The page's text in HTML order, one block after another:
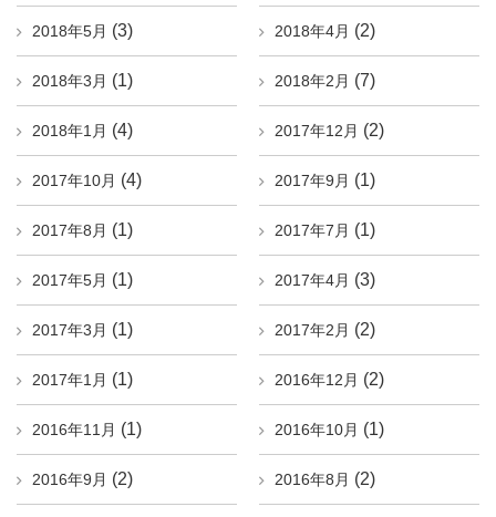
2018年5月 (3) 2018年4月 (2)
2018年3月 (1) 2018年2月 (7)
2018年1月 (4) 2017年12月 (2)
2017年10月 (4) 2017年9月 (1)
2017年8月 (1) 2017年7月 (1)
2017年5月 (1) 2017年4月 (3)
2017年3月 (1) 2017年2月 (2)
2017年1月 (1) 2016年12月 (2)
2016年11月 (1) 2016年10月 (1)
2016年9月 (2) 2016年8月 (2)